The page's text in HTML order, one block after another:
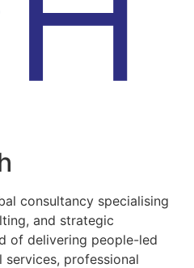
consultancy specialising
and strategic
of delivering people-led
professional